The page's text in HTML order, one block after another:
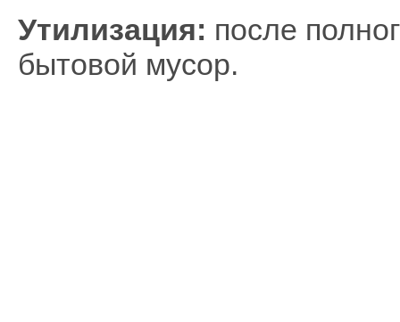
Утилизация: после
бытовой мусор.